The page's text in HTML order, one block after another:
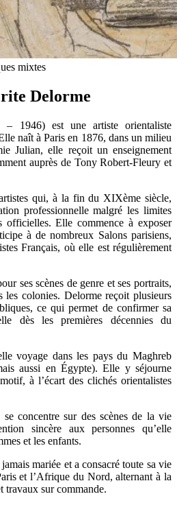
mixtes
Delorme
– 1946) est une artiste orientaliste
naît à Paris en 1876, dans un milieu
Julian, elle reçoit un enseignement
auprès de Tony Robert-Fleury et
qui, à la fin du XIXème siècle,
professionnelle malgré les limites
officielles. Elle commence à exposer
à de nombreux Salons parisiens,
Français, où elle est régulièrement
ses scènes de genre et ses portraits,
les colonies. Delorme reçoit plusieurs
ce qui permet de confirmer sa
dès les premières décennies du
voyage dans les pays du Maghreb
aussi en Égypte). Elle y séjourne
à l’écart des clichés orientalistes
concentre sur des scènes de la vie
sincère aux personnes qu’elle
et les enfants.
mariée et a consacré toute sa vie
et l’Afrique du Nord, alternant à la
travaux sur commande.